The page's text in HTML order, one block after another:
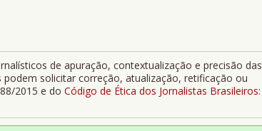
de apuração, contextualização e precisão das
solicitar correção, atualização, retificação ou
2015 e do Código de Ética dos Jornalistas Brasileiros: